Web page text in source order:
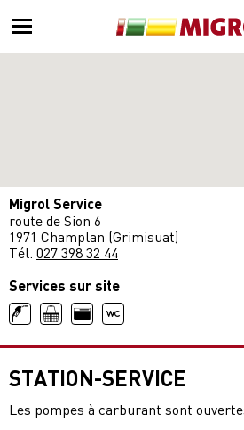
Migrol Service
route de Sion 6
1971 Champlan (Grimisuat)
Tél. 027 398 32 44
Services sur site
STATION-SERVICE
Les pompes à carburant sont